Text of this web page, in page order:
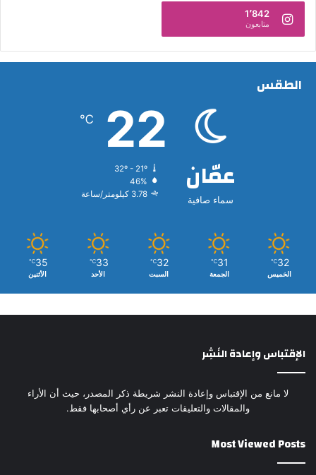
1٬842
متابعون
الطقس
عمّان
سماء صافية
22
℃
32º - 21º
46%
3.78 كيلومتر/ساعة
32
℃
الخميس
31
℃
الجمعة
32
℃
السبت
33
℃
الأحد
35
℃
الأثنين
الإقتباس وإعادة النَشِر
لا مانع من الإقتباس وإعادة النشر شريطة ذكر المصدر، حيث أن الأراء
والمقالات والتعليقات تعبر عن رأي أصحابها فقط.
Most Viewed Posts